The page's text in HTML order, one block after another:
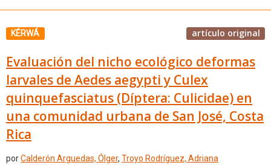
KÉRWÁ artículo original
Evaluación del nicho ecológico deformas
larvales de Aedes aegypti y Culex
quinquefasciatus (Díptera: Culicidae) en
una comunidad urbana de San José, Costa
Rica
porCalderón Arguedas, Ólger, Troyo Rodríguez, Adriana